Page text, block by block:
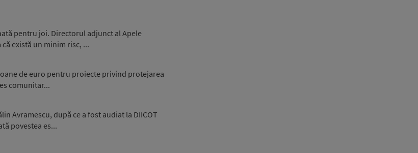
pentru joi. Directorul adjunct al Apele
există un minim risc, ...
de euro pentru proiecte privind protejarea
comunitar...
Avramescu, după ce a fost audiat la DIICOT
povestea es...